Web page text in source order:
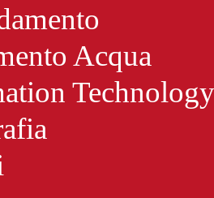
Acqua
Technology